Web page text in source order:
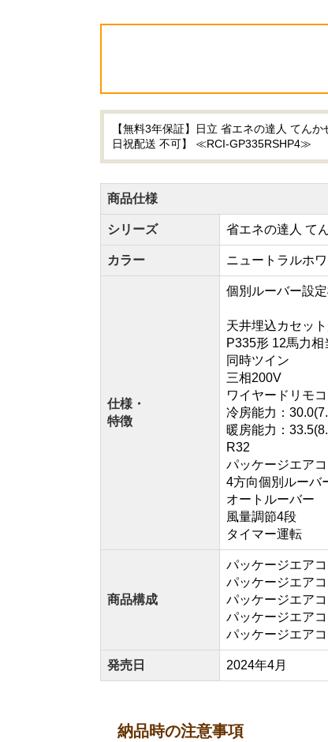
【無料3年保証】日立 省エネの達人 てん
日祝配送 不可】 ≪RCI-GP335RSHP4≫
商品仕様
シリーズ 省エネの達人 て
カラー ニュートラルホワ
仕様・
特徴
個別ルーバー設
天井埋込カセッ
P335形 12馬力相
同時ツイン
三相200V
ワイヤードリモ
冷房能力：
暖房能力：
R32
パッケージエア
4方向個別ルーバ
オートルーバー
風量調節4段
タイマー運転
商品構成
パッケージエア
パッケージエア
パッケージエア
パッケージエア
パッケージエア
発売日 2024年4月
納品時の注意事項